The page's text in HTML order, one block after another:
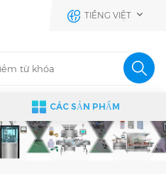
TIẾNG VIỆT
CÁC SẢN PHẨM